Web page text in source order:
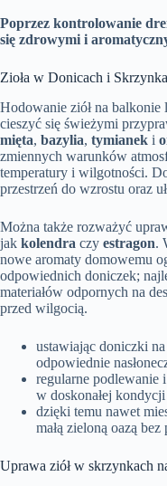
Poprzez kontrolowanie
się zdrowymi i
Zioła w Donicach i
Hodowanie ziół na balkonie
cieszyć się świeżymi
mięta, bazylia, tymianek i
zmiennych warunków
temperatury i wilgotności.
przestrzeń do wzrostu oraz
Można także rozważyć
jak kolendra czy estragon.
nowe aromaty domowemu
odpowiednich doniczek;
materiałów odpornych na
przed wilgocią.
ustawiając doniczki
odpowiednie
regularne podlewanie
w doskonałej
dzięki temu nawet
małą zieloną oazą
Uprawa ziół w skrzynkach